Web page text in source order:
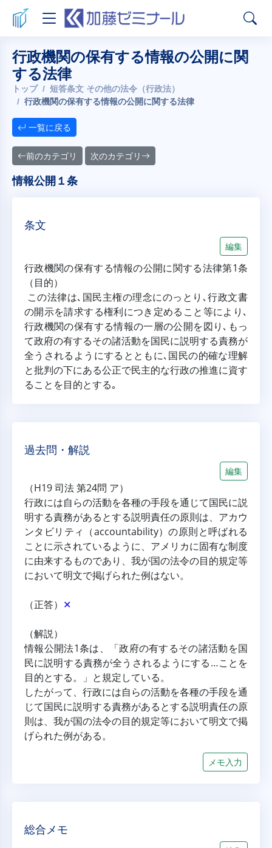
行政機関の保有する情報の公開に関
する法律
トップ
短答条文 その他の法令（行政法）
行政機関の保有する情報の公開に関する法律
一覧に戻る
前のカテゴリ 次のカテゴリ
情報公開１条
条文
編集
行政機関の保有する情報の公開に関する法律第1条
（目的）
この法律は､国民主権の理念にのっとり､行政文書
の開示を請求する権利につき定めること等により､
行政機関の保有する情報の一層の公開を図り､もっ
て政府の有するその諸活動を国民に説明する責務が
全うされるようにするとともに､国民の的確な理解
と批判の下にある公正で民主的な行政の推進に資す
ることを目的とする｡
過去問・解説
編集
（H19 司法 第24問 ア）
行政には自らの活動を各種の手段を通じて国民に説
明する責務があるとする説明責任の原則は、アカウ
ンタビリティ（accountability）の原則と呼ばれる
ことに示されているように、アメリカに固有な制度
に由来するものであり、我が国の法令の目的規定等
において明文で掲げられた例はない。
（正答） ✕
（解説）
情報公開法1条は、「政府の有するその諸活動を国
民に説明する責務が全うされるようにする…ことを
目的とする。」と規定している。
したがって、行政には自らの活動を各種の手段を通
じて国民に説明する責務があるとする説明責任の原
則は、我が国の法令の目的規定等において明文で掲
げられた例がある。
メモ入力
総合メモ